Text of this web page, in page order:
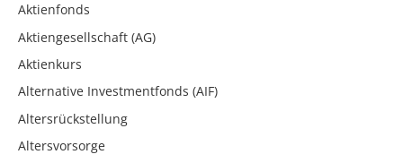
Aktienfonds
Aktiengesellschaft (AG)
Aktienkurs
Alternative Investmentfonds (AIF)
Altersrückstellung
Altersvorsorge